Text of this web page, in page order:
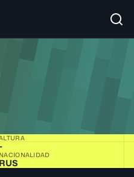
-
NACIONALIDAD
RUS